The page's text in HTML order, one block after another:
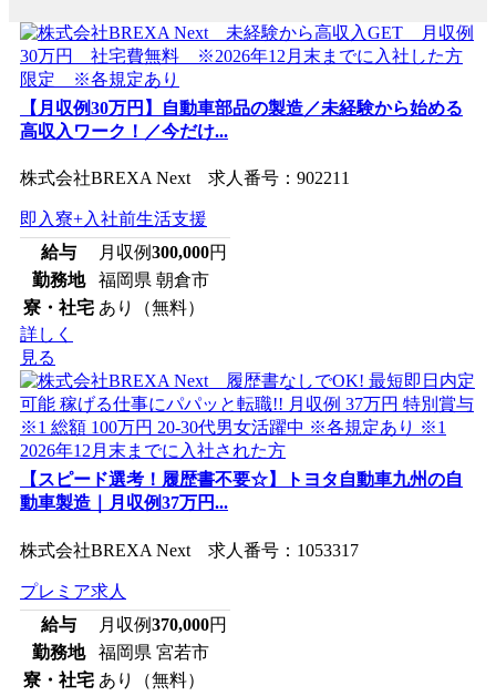
【月収例30万円】自動車部品の製造／未経験から始める
高収入ワーク！／今だけ...
株式会社BREXA Next 求人番号：902211
即入寮+入社前生活支援
給与
月収例300,000円
勤務地
福岡県 朝倉市
寮・社宅 あり（無料）
詳しく
見る
【スピード選考！履歴書不要☆】トヨタ自動車九州の自
動車製造｜月収例37万円...
株式会社BREXA Next 求人番号：1053317
プレミア求人
給与
月収例370,000円
勤務地
福岡県 宮若市
寮・社宅 あり（無料）